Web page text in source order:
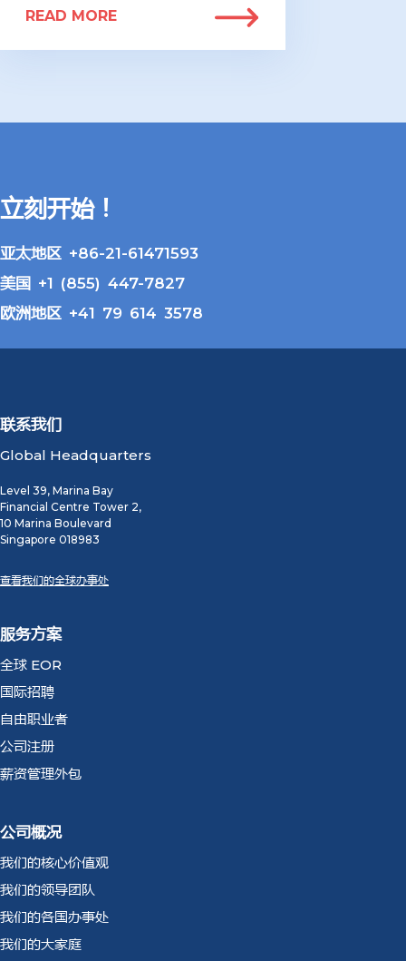
READ MORE
立刻开始！
亚太地区 +86-21-61471593
美国 +1 (855) 447-7827
欧洲地区 +41 79 614 3578
联系我们
Global Headquarters
Level 39, Marina Bay
Financial Centre Tower 2,
10 Marina Boulevard
Singapore 018983
查看我们的全球办事处
服务方案
全球 EOR
国际招聘
自由职业者
公司注册
薪资管理外包
公司概况
我们的核心价值观
我们的领导团队
我们的各国办事处
我们的大家庭